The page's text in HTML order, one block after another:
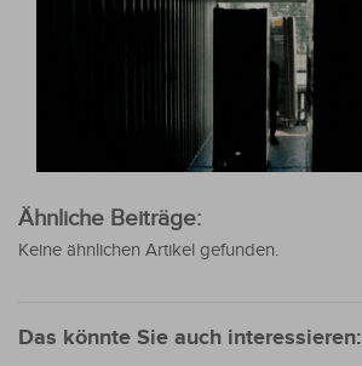
Ähnliche Beiträge:
Keine ähnlichen Artikel gefunden.
Das könnte Sie auch interessieren: